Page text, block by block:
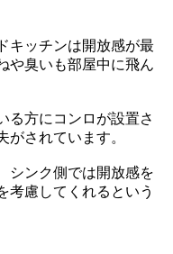
キッチンは開放感が最
や臭いも部屋中に飛ん
る方にコンロが設置さ
されています。
シンク側では開放感を
考慮してくれるという